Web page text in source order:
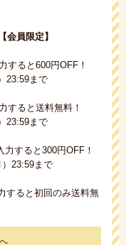
会員限定】
すると600円OFF！
23:59まで
すると送料無料！
23:59まで
力すると300円OFF！
23:59まで
すると初回のみ送料無